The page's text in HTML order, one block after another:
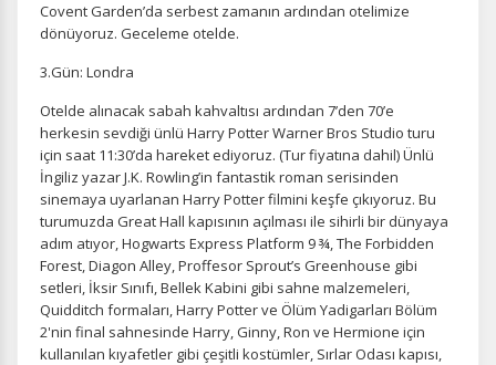
Covent Garden’da serbest zamanın ardından otelimize
dönüyoruz. Geceleme otelde.
3.Gün: Londra
Otelde alınacak sabah kahvaltısı ardından 7’den 70’e
herkesin sevdiği ünlü Harry Potter Warner Bros Studio turu
için saat 11:30’da hareket ediyoruz. (Tur fiyatına dahil) Ünlü
İngiliz yazar J.K. Rowling’in fantastik roman serisinden
sinemaya uyarlanan Harry Potter filmini keşfe çıkıyoruz. Bu
turumuzda Great Hall kapısının açılması ile sihirli bir dünyaya
adım atıyor, Hogwarts Express Platform 9 ¾, The Forbidden
Forest, Diagon Alley, Proffesor Sprout’s Greenhouse gibi
setleri, İksir Sınıfı, Bellek Kabini gibi sahne malzemeleri,
Quidditch formaları, Harry Potter ve Ölüm Yadigarları Bölüm
2'nin final sahnesinde Harry, Ginny, Ron ve Hermione için
kullanılan kıyafetler gibi çeşitli kostümler, Sırlar Odası kapısı,